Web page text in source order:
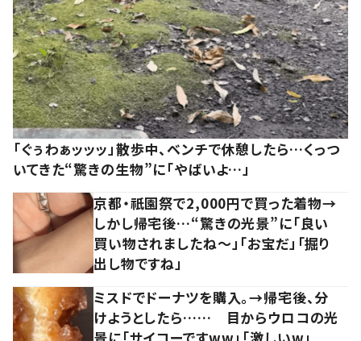
「ぐぅわぁッッッ」散歩中、ベンチで休憩したら…くっつ
いてきた“驚きの生物”に「やばいよ…」
京都・祇園祭で2,000円で買った着物→
しかし帰宅後…“驚きの光景”に「良い
買い物されましたね～」「お宝だ」「掘り
出し物ですね」
ミスドでドーナツを購入。→帰宅後、分
けようとしたら…… 目からウロコの光